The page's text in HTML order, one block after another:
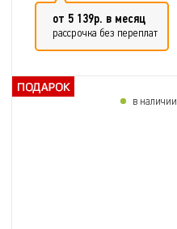
от 5 139р. в месяц
рассрочка без переплат
в наличии